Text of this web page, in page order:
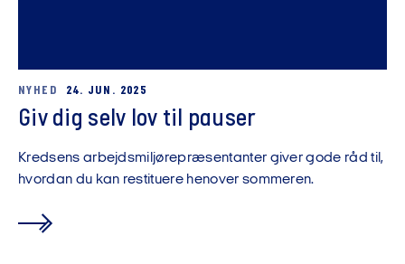
NYHED 24. JUN. 2025
Giv dig selv lov til pauser
Kredsens arbejdsmiljørepræsentanter giver gode råd til,
hvordan du kan restituere henover sommeren.